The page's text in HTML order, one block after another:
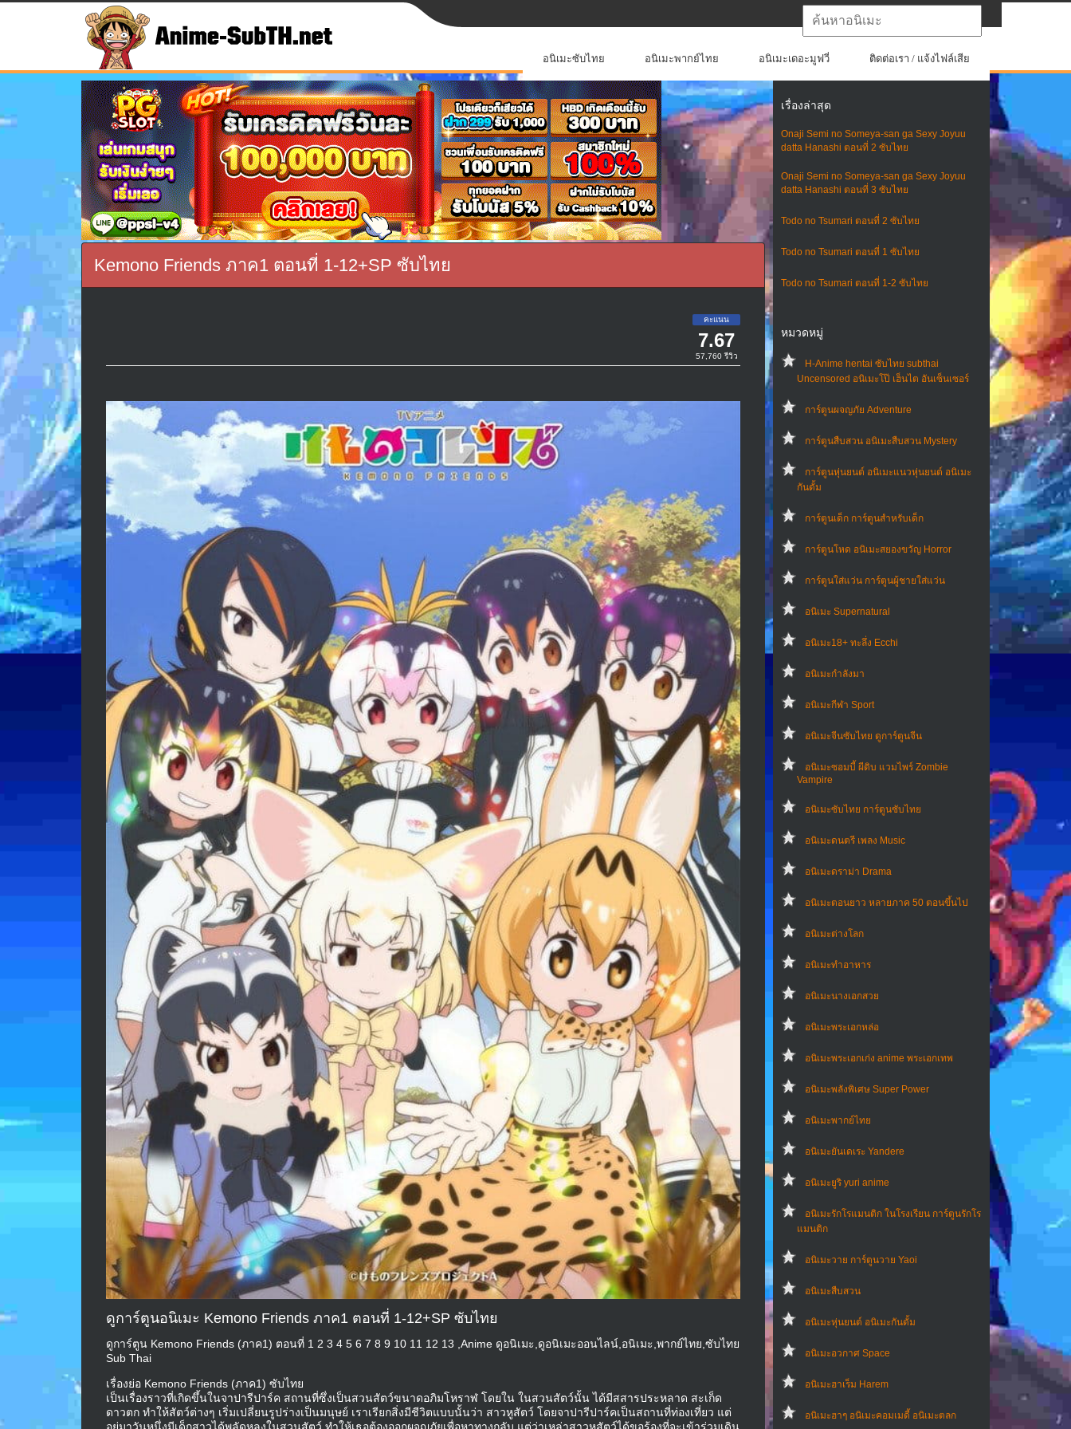
อนิเมะซับไทย อนิเมะพากย์ไทย อนิเมะเดอะมูฟวี่ ติดต่อเรา / แจ้งไฟล์เสีย
เรื่องล่าสุด
Onaji Semi no Someya-san ga Sexy Joyuu
datta Hanashi ตอนที่ 2 ซับไทย
Onaji Semi no Someya-san ga Sexy Joyuu
datta Hanashi ตอนที่ 3 ซับไทย
Todo no Tsumari ตอนที่ 2 ซับไทย
Todo no Tsumari ตอนที่ 1 ซับไทย
Todo no Tsumari ตอนที่ 1-2 ซับไทย
หมวดหมู่
H-Anime hentai ซับไทย subthai
Uncensored อนิเมะโป๊ เฮ็นไต อันเซ็นเซอร์
การ์ตูนผจญภัย Adventure
การ์ตูนสืบสวน อนิเมะสืบสวน Mystery
การ์ตูนหุ่นยนต์ อนิเมะแนวหุ่นยนต์ อนิเมะ
กันดั้ม
การ์ตูนเด็ก การ์ตูนสำหรับเด็ก
การ์ตูนโหด อนิเมะสยองขวัญ Horror
การ์ตูนใส่แว่น การ์ตูนผู้ชายใส่แว่น
อนิเมะ Supernatural
อนิเมะ18+ ทะลึ่ง Ecchi
อนิเมะกำลังมา
อนิเมะกีฬา Sport
อนิเมะจีนซับไทย ดูการ์ตูนจีน
อนิเมะซอมบี้ ผีดิบ แวมไพร์ Zombie
Vampire
อนิเมะซับไทย การ์ตูนซับไทย
อนิเมะดนตรี เพลง Music
อนิเมะดราม่า Drama
อนิเมะตอนยาว หลายภาค 50 ตอนขึ้นไป
อนิเมะต่างโลก
อนิเมะทําอาหาร
อนิเมะนางเอกสวย
อนิเมะพระเอกหล่อ
อนิเมะพระเอกเก่ง anime พระเอกเทพ
อนิเมะพลังพิเศษ Super Power
อนิเมะพากย์ไทย
อนิเมะยันเดเระ Yandere
อนิเมะยูริ yuri anime
อนิเมะรักโรแมนติก ในโรงเรียน การ์ตูนรักโร
แมนติก
อนิเมะวาย การ์ตูนวาย Yaoi
อนิเมะสืบสวน
อนิเมะหุ่นยนต์ อนิเมะกันดั้ม
อนิเมะอวกาศ Space
อนิเมะฮาเร็ม Harem
อนิเมะฮาๆ อนิเมะคอมเมดี้ อนิเมะตลก
Kemono Friends ภาค1 ตอนที่ 1-12+SP ซับไทย
7.67
ดูการ์ตูนอนิเมะ Kemono Friends ภาค1 ตอนที่ 1-12+SP ซับไทย
ดูการ์ตูน Kemono Friends (ภาค1) ตอนที่ 1 2 3 4 5 6 7 8 9 10 11 12 13 ,Anime ดูอนิเมะ,ดูอนิเมะออนไลน์,อนิเมะ,พากย์ไทย,ซับไทย
Sub Thai
เรื่องย่อ Kemono Friends (ภาค1) ซับไทย
เป็นเรื่องราวที่เกิดขึ้นในจาปารีปาร์ค สถานที่ซึ่งเป็นสวนสัตว์ขนาดอภิมโหราฬ โดยใน ในสวนสัตว์นั้น ได้มีสสารประหลาด สะเก็ด
ดาวตก ทำให้สัตว์ต่างๆ เริ่มเปลี่ยนรูปร่างเป็นมนุษย์ เราเรียกสิ่งมีชีวิตแบบนั้นว่า สาวหูสัตว์ โดยจาปารีปาร์คเป็นสถานที่ท่องเที่ยว แต่